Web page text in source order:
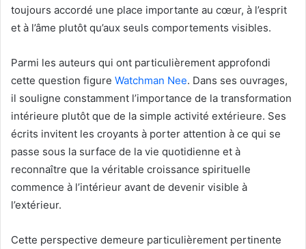
toujours accordé une place importante au cœur, à l’esprit
et à l’âme plutôt qu’aux seuls comportements visibles.
Parmi les auteurs qui ont particulièrement approfondi
cette question figure Watchman Nee. Dans ses ouvrages,
il souligne constamment l’importance de la transformation
intérieure plutôt que de la simple activité extérieure. Ses
écrits invitent les croyants à porter attention à ce qui se
passe sous la surface de la vie quotidienne et à
reconnaître que la véritable croissance spirituelle
commence à l’intérieur avant de devenir visible à
l’extérieur.
Cette perspective demeure particulièrement pertinente